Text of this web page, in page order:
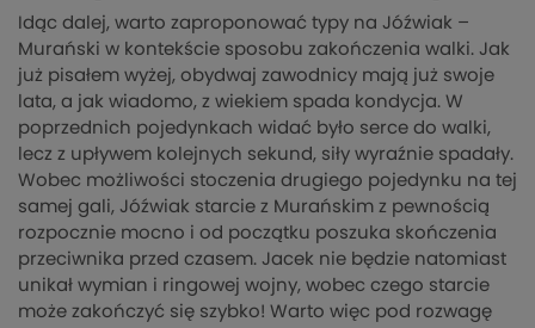
Idąc dalej, warto zaproponować typy na Jóźwiak –
Murański w kontekście sposobu zakończenia walki. Jak
już pisałem wyżej, obydwaj zawodnicy mają już swoje
lata, a jak wiadomo, z wiekiem spada kondycja. W
poprzednich pojedynkach widać było serce do walki,
lecz z upływem kolejnych sekund, siły wyraźnie spadały.
Wobec możliwości stoczenia drugiego pojedynku na tej
samej gali, Jóźwiak starcie z Murańskim z pewnością
rozpocznie mocno i od początku poszuka skończenia
przeciwnika przed czasem. Jacek nie będzie natomiast
unikał wymian i ringowej wojny, wobec czego starcie
może zakończyć się szybko! Warto więc pod rozwagę